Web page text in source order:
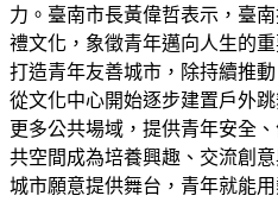
力。臺南市長黃偉哲表示，臺
禮文化，象徵青年邁向人生的
打造青年友善城市，除持續推
從文化中心開始逐步建置戶外
更多公共場域，提供青年安全
共空間成為培養興趣、交流創
城市願意提供舞台，青年就能